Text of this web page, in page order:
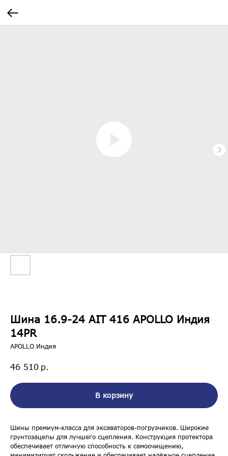
Шина 16.9-24 AIT 416 APOLLO Индия
14PR
APOLLO Индия
46 510 р.
В корзину
Шины премиум-класса для эксаваторов-погрузчиков. Широкие
грунтозацепы для лучшего сцепления. Конструкция протектора
обеспечивает отличную способность к самоочищению,